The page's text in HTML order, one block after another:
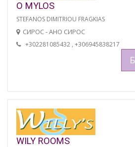
O MYLOS
STEFANOS DIMITRIOU FRAGKIAS
СИРОС - АНО СИРОС
+302281085432 , +306945838217
WILY ROOMS